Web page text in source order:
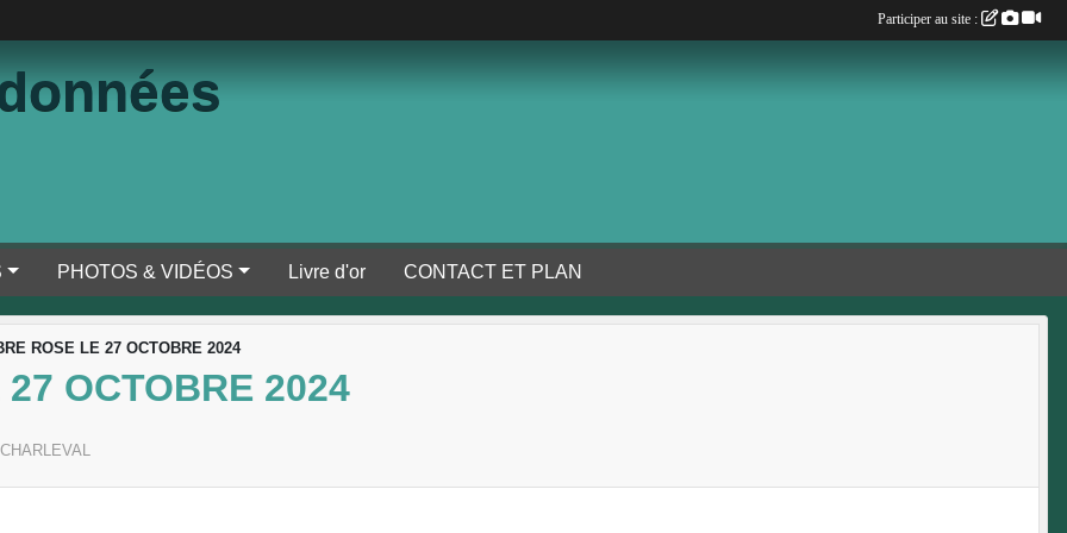
PHOTOS & VIDÉOS Livre d'or CONTACT ET PLAN
ROSE LE 27 OCTOBRE 2024
OCTOBRE 2024
CHARLEVAL
Participer au site :